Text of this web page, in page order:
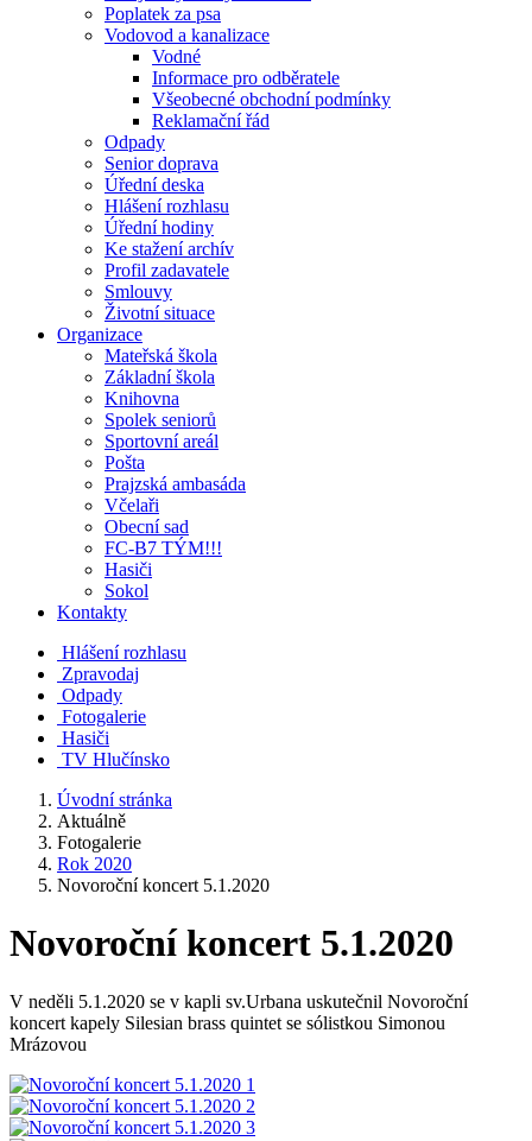
Poplatek za psa
Vodovod a kanalizace
Vodné
Informace pro odběratele
Všeobecné obchodní podmínky
Reklamační řád
Odpady
Senior doprava
Úřední deska
Hlášení rozhlasu
Úřední hodiny
Ke stažení archív
Profil zadavatele
Smlouvy
Životní situace
Organizace
Mateřská škola
Základní škola
Knihovna
Spolek seniorů
Sportovní areál
Pošta
Prajzská ambasáda
Včelaři
Obecní sad
FC-B7 TÝM!!!
Hasiči
Sokol
Kontakty
Hlášení rozhlasu
Zpravodaj
Odpady
Fotogalerie
Hasiči
TV Hlučínsko
Úvodní stránka
Aktuálně
Fotogalerie
Rok 2020
Novoroční koncert 5.1.2020
Novoroční koncert 5.1.2020
V neděli 5.1.2020 se v kapli sv.Urbana uskutečnil Novoroční
koncert kapely Silesian brass quintet se sólistkou Simonou
Mrázovou